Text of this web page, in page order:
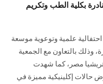
بكلية الطب وتكريم
علمية وتوعوية موسعة
وذلك بالتعاون مع الجمعية
مصر، كما شهدت
حالات إكلينيكية مميزة في